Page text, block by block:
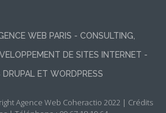
WEB PARIS - CONSULTING,
DE SITES INTERNET -
DRUPAL ET WORDPRESS
Agence Web Coheractio 2022 | Crédits